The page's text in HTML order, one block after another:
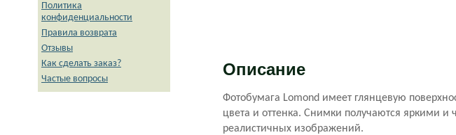
Политика
конфиденциальности
Правила возврата
Отзывы
Как сделать заказ?
Частые вопросы
Описание
Фотобумага Lomond имеет глянцевую
цвета и оттенка. Снимки получаются яркими
реалистичных изображений.